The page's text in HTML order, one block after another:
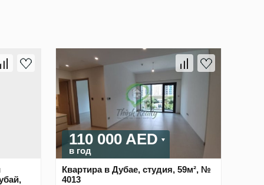
110 000 AED
в год
Квартира в Дубае, студия, 59м², №
4013